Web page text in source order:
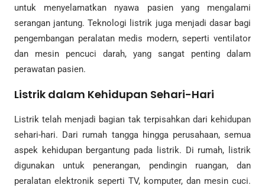
untuk menyelamatkan nyawa pasien yang mengalami
serangan jantung. Teknologi listrik juga menjadi dasar bagi
pengembangan peralatan medis modern, seperti ventilator
dan mesin pencuci darah, yang sangat penting dalam
perawatan pasien.
Listrik dalam Kehidupan Sehari-Hari
Listrik telah menjadi bagian tak terpisahkan dari kehidupan
sehari-hari. Dari rumah tangga hingga perusahaan, semua
aspek kehidupan bergantung pada listrik. Di rumah, listrik
digunakan untuk penerangan, pendingin ruangan, dan
peralatan elektronik seperti TV, komputer, dan mesin cuci.